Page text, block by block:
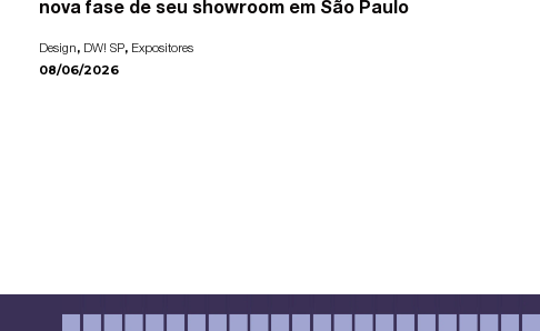
nova fase de seu showroom em São Paulo
Design, DW! SP, Expositores
08/06/2026